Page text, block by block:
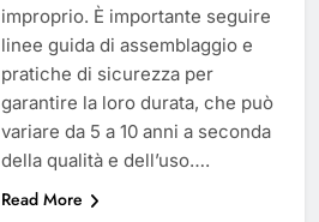
improprio. È importante seguire
linee guida di assemblaggio e
pratiche di sicurezza per
garantire la loro durata, che può
variare da 5 a 10 anni a seconda
della qualità e dell’uso….
Read More